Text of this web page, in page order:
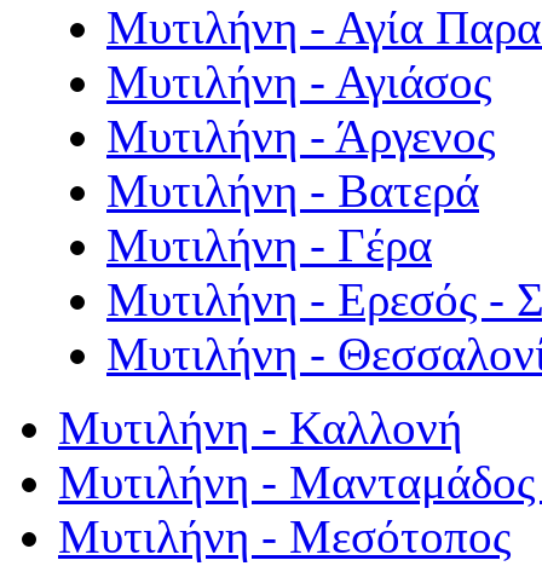
Μυτιλήνη - Αγία
Μυτιλήνη - Αγιάσος
Μυτιλήνη - Άργενος
Μυτιλήνη - Βατερά
Μυτιλήνη - Γέρα
Μυτιλήνη - Ερεσός -
Μυτιλήνη -
Μυτιλήνη - Καλλονή
Μυτιλήνη - Μανταμάδος
Μυτιλήνη - Μεσότοπος